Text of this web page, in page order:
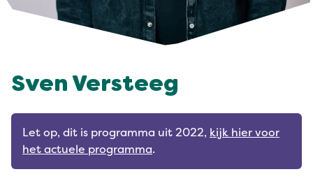
Sven Versteeg
Let op, dit is programma uit 2022, kijk hier voor
het actuele programma.